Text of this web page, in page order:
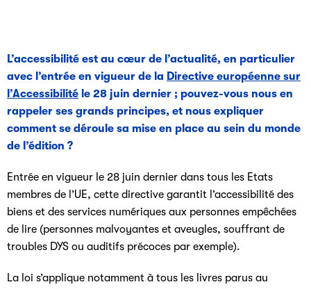
L’accessibilité est au cœur de l’actualité, en particulier
avec l’entrée en vigueur de la Directive européenne sur
l’Accessibilité le 28 juin dernier ; pouvez-vous nous en
rappeler ses grands principes, et nous expliquer
comment se déroule sa mise en place au sein du monde
de l’édition ?
Entrée en vigueur le 28 juin dernier dans tous les Etats
membres de l’UE, cette directive garantit l’accessibilité des
biens et des services numériques aux personnes empêchées
de lire (personnes malvoyantes et aveugles, souffrant de
troubles DYS ou auditifs précoces par exemple).
La loi s’applique notamment à tous les livres parus au